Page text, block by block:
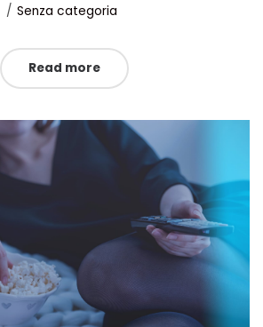
on
Posted
Senza categoria
Read more